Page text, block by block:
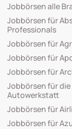
Jobbörsen alle
Jobbörsen für
Professionals
Jobbörsen für
Jobbörsen für
Jobbörsen für
Jobbörsen für
Autowerkstatt
Jobbörsen für
Jobbörsen für